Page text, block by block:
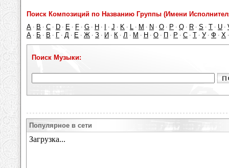
Поиск Композиций по Названию Группы (Имени
A · B · C · D · E · F · G · H · · J · K · L · M · N · O · P · Q · R · S · T · U ·
А · Б · В · Г · Д · Е · Ж · З · И · К · Л · М · Н · О · П · Р · С · Т · У · Ф · Х
Поиск Музыки:
Популярное в сети